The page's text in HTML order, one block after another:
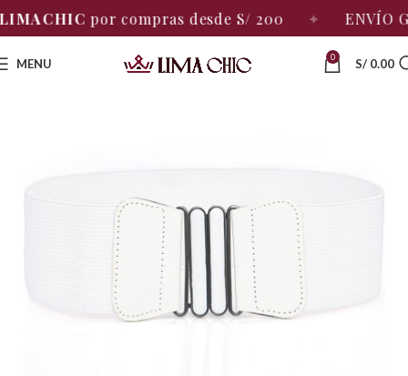
por compras desde S/ 200 ✦ ENVÍO
MENU 0 S/ 0.00